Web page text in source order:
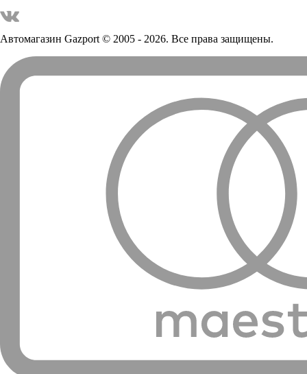
Автомагазин Gazport© 2005 - 2026. Все права защищены.